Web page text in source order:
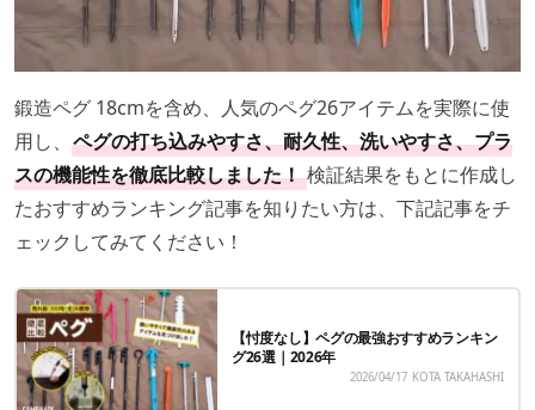
鍛造ペグ 18cmを含め、人気のペグ26アイテムを実際に使
用し、 ペグの打ち込みやすさ、耐久性、洗いやすさ、プラ
スの機能性を徹底比較しました！検証結果をもとに作成し
たおすすめランキング記事を知りたい方は、下記記事をチ
ェックしてみてください！
【忖度なし】ペグの最強おすすめランキン
グ26選｜2026年
2026/04/17 KOTA TAKAHASHI